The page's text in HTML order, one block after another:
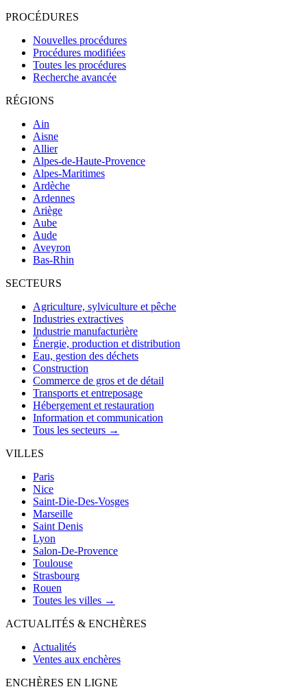
PROCÉDURES
Nouvelles procédures
Procédures modifiées
Toutes les procédures
Recherche avancée
RÉGIONS
Ain
Aisne
Allier
Alpes-de-Haute-Provence
Alpes-Maritimes
Ardèche
Ardennes
Ariège
Aube
Aude
Aveyron
Bas-Rhin
SECTEURS
Agriculture, sylviculture et pêche
Industries extractives
Industrie manufacturière
Énergie, production et distribution
Eau, gestion des déchets
Construction
Commerce de gros et de détail
Transports et entreposage
Hébergement et restauration
Information et communication
Tous les secteurs →
VILLES
Paris
Nice
Saint-Die-Des-Vosges
Marseille
Saint Denis
Lyon
Salon-De-Provence
Toulouse
Strasbourg
Rouen
Toutes les villes →
ACTUALITÉS & ENCHÈRES
Actualités
Ventes aux enchères
ENCHÈRES EN LIGNE